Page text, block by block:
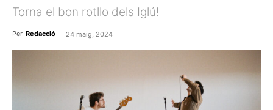
Torna el bon rotllo dels Iglú!
Per Redacció - 24 maig, 2024